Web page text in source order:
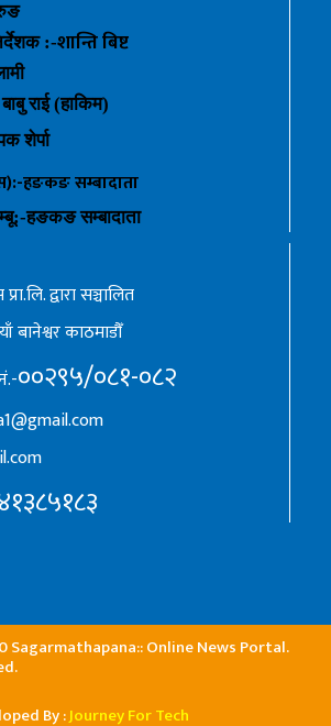
:-शान्ति बिष्ट
राई (हाकिम)
शेर्पा
हङकङसम्बादाता
हङकङ सम्बादाता
द्वारा सञ्चालित
बानेश्वर काठमाडौँ
००२९५/०८१-०८२
Sagarmathapana:: Online News Portal.
By :Journey For Tech